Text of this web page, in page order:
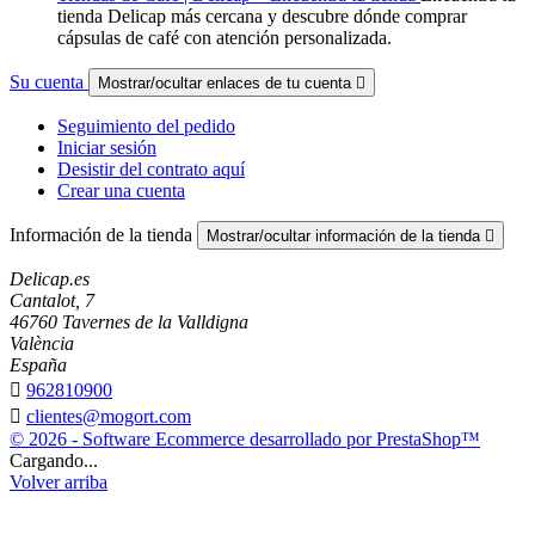
tienda Delicap más cercana y descubre dónde comprar
cápsulas de café con atención personalizada.
Su cuenta Mostrar/ocultar enlaces de tu cuenta 
Seguimiento del pedido
Iniciar sesión
Desistir del contrato aquí
Crear una cuenta
Información de la tienda Mostrar/ocultar información de la tienda 
Delicap.es
Cantalot, 7
46760 Tavernes de la Valldigna
València
España
 962810900
 clientes@mogort.com
© 2026 - Software Ecommerce desarrollado por PrestaShop™
Cargando...
Volver arriba